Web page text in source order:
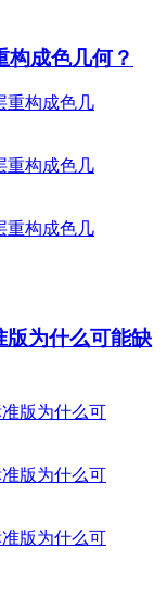
构成色几何？
版为什么可能缺